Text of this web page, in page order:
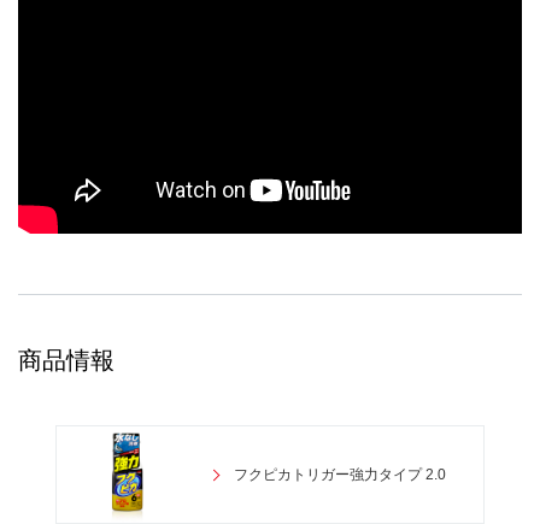
商品情報
フクピカトリガー強力タイプ 2.0